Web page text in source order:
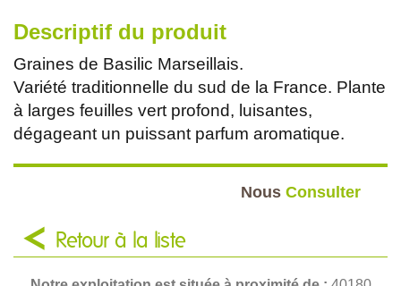
Descriptif du produit
Graines de Basilic Marseillais.
Variété traditionnelle du sud de la France. Plante
à larges feuilles vert profond, luisantes,
dégageant un puissant parfum aromatique.
Nous Consulter
Retour à la liste